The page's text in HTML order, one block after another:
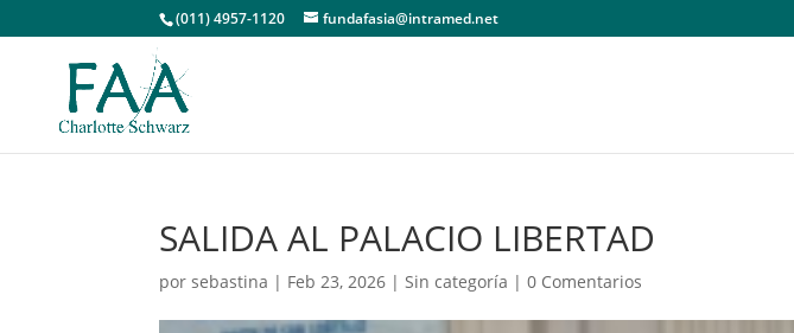
(011) 4957-1120 fundafasia@intramed.net
SALIDA AL PALACIO LIBERTAD
porsebastina | Feb 23, 2026 |Sin categoría |0 Comentarios